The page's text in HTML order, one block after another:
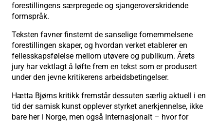
forestillingens særpregede og sjangeroverskridende
formspråk.
Teksten favner finstemt de sanselige fornemmelsene
forestillingen skaper, og hvordan verket etablerer en
fellesskapsfølelse mellom utøvere og publikum. Årets
jury har vektlagt å løfte frem en tekst som er produsert
under den jevne kritikerens arbeidsbetingelser.
Hætta Bjørns kritikk fremstår dessuten særlig aktuell i en
tid der samisk kunst opplever styrket anerkjennelse, ikke
bare her i Norge, men også internasjonalt – hvor for